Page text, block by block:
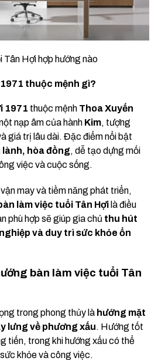
Tân Hợi hợp hướng nào
thuộc mệnh gì?
1971 thuộc mệnh Thoa Xuyến
nạp âm của hành Kim, tượng
giá trị lâu dài. Đặc điểm nổi bật
lành, hòa đồng, dễ tạo dựng mối
việc và cuộc sống.
may và tiềm năng phát triển,
làm việc tuổi Tân Hợi là điều
phù hợp sẽ giúp gia chủ thu hút
và duy trì sức khỏe ổn
bàn làm việc tuổi Tân
trong phong thủy là hướng mặt
lưng về phương xấu. Hướng tốt
tiến, trong khi hướng xấu có thể
khỏe và công việc.